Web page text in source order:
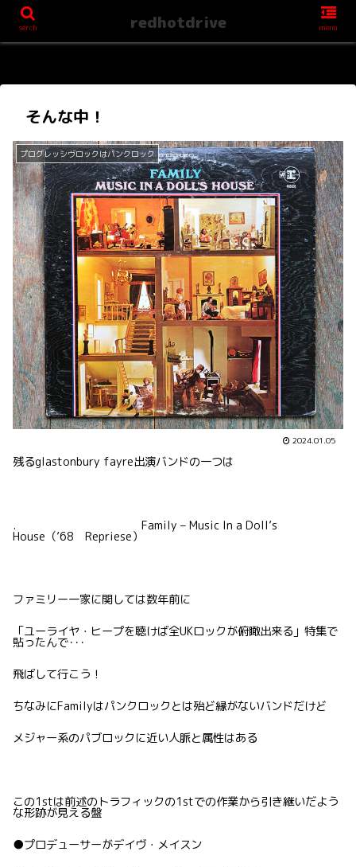
そんな中！
プログレッシヴロックはパンクロック
2024.01.05
残るglastonbury fayre出演バンドの一つは
. Family – Music In a Doll’s
House（’68 Repriese）
ファミリー一家に関しては数年前に
「ユーライヤ・ヒープを聴けば全UKロックが俯瞰出来る」特集で
貼ったんで･･･
飛ばして行こう！
ちなみにFamilyはパンクロックとは殆ど縁がないバンドだけど
メジャー系のパブロックに近い人脈と属性はある
この1stは前述のトラフィックの1stでの作業から引き継いだよう
な形跡が見える盤
●プロデューサーがデイヴ・メイスン
serch redhotdrive menu